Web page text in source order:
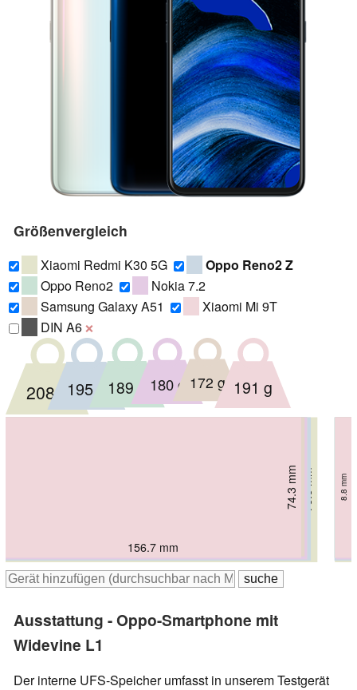
Größenvergleich
Xiaomi Redmi K30 5G
Oppo Reno2 Z
Oppo Reno2
Nokia 7.2
Samsung Galaxy A51
Xiaomi Mi 9T
DIN A6 ❌
165.3 mm
76.6 mm 8.79 mm
208 g
161.8 mm
75.8 mm 9.01 mm
195 g
160 mm
74.3 mm 9 mm
189 g
159.92 mm
75.15 mm 8.25 mm
180 g
158.5 mm
73.6 mm 7.9 mm
172 g
156.7 mm
74.3 mm 8.8 mm
191 g
Ausstattung - Oppo-Smartphone mit
Widevine L1
Der interne UFS-Speicher umfasst in unserem Testgerät